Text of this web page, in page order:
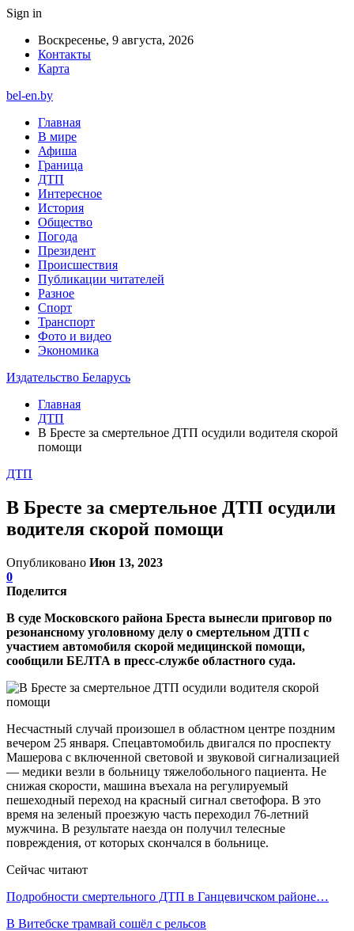
Sign in
Воскресенье, 9 августа, 2026
Контакты
Карта
bel-en.by
Главная
В мире
Афиша
Граница
ДТП
Интересное
История
Общество
Погода
Президент
Происшествия
Публикации читателей
Разное
Спорт
Транспорт
Фото и видео
Экономика
Издательство Беларусь
Главная
ДТП
В Бресте за смертельное ДТП осудили водителя скорой
помощи
ДТП
В Бресте за смертельное ДТП осудили
водителя скорой помощи
Опубликовано Июн 13, 2023
0
Поделится
В суде Московского района Бреста вынесли приговор по
резонансному уголовному делу о смертельном ДТП с
участием автомобиля скорой медицинской помощи,
сообщили БЕЛТА в пресс-службе областного суда.
Несчастный случай произошел в областном центре поздним
вечером 25 января. Спецавтомобиль двигался по проспекту
Машерова с включенной световой и звуковой сигнализацией
— медики везли в больницу тяжелобольного пациента. Не
снижая скорости, машина въехала на регулируемый
пешеходный переход на красный сигнал светофора. В это
время на зеленый проезжую часть переходил 76-летний
мужчина. В результате наезда он получил телесные
повреждения, от которых скончался в больнице.
Сейчас читают
Подробности смертельного ДТП в Ганцевичском районе…
В Витебске трамвай сошёл с рельсов